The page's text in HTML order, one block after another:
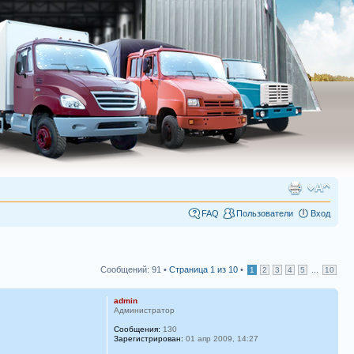
FAQ Пользователи Вход
Сообщений: 91 • Страница 1 из 10 • 1 2 3 4 5 10
admin
Администратор
Сообщения: 130
Зарегистрирован: 01 апр 2009, 14:27